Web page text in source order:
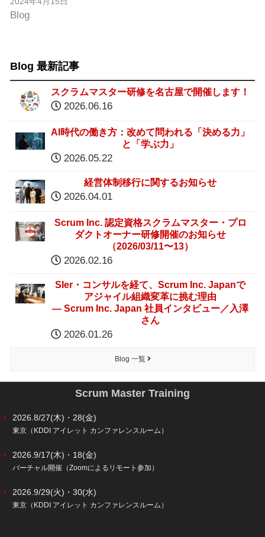
Blog
Blog 最新記事
スクラムマスター研修を名古屋で開催します！
2026.06.16
AI時代の働き方：改めて問われる「決める力」
と「学ぶ力」
2026.05.22
経営体制移行に関するお知らせ
2026.04.01
Scrum Inc. 認定資格スクラムマスター・プロ
ダクトオーナー研修開催のお知らせ
（2026/03/11〜13）
2026.02.16
SIer・コンサルを経て、Scrum Inc. Japanで
アジャイル組織変革に挑む理由
― Scrum Inc. Japan 社員インタビュー／入澤
さん
2026.01.26
Blog 一覧
Scrum Master Training
2026.8/27(木)・28(金)
東京（KDDI アイレット カンファレンスルーム）
2026.9/17(木)・18(金)
バーチャル開催（Zoomによるリモート参加）
2026.9/29(火)・30(水)
東京（KDDI アイレット カンファレンスルーム）